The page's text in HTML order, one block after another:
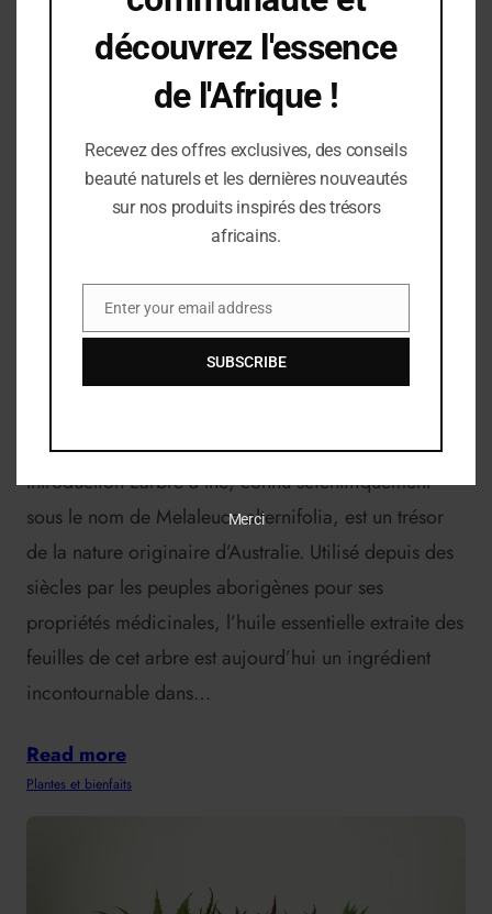
août 2, 2024
ARBRE A THE
(Melaleuca alternifolia)
Un Élixir Naturel pour une Peau Saine et Éclatante
Introduction L’arbre à thé, connu scientifiquement
sous le nom de Melaleuca alternifolia, est un trésor
de la nature originaire d’Australie. Utilisé depuis des
siècles par les peuples aborigènes pour ses
propriétés médicinales, l’huile essentielle extraite des
feuilles de cet arbre est aujourd’hui un ingrédient
incontournable dans…
Read more
Plantes et bienfaits
découvrez l'essence
de l'Afrique !
Recevez des offres exclusives, des conseils
beauté naturels et les dernières nouveautés
sur nos produits inspirés des trésors
africains.
Email
Enter your email address
SUBSCRIBE
Merci